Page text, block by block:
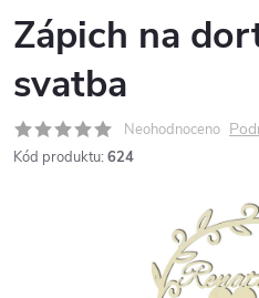
Zápich na
svatba
Neohodnoceno
Kód produktu: 624